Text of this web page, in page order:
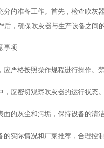
准备工作。首先，检查吹灰
后，确保吹灰器与生产设备之间
事项
格按照操作规程进行操作。禁
密切观察吹灰器的运行状态。
灰尘和污垢，保持设备的清洁
际情况和厂家推荐，合理控